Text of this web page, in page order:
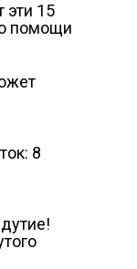
эти 15
помощи
8